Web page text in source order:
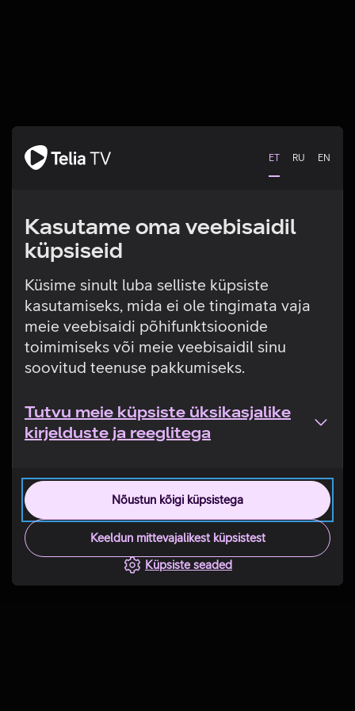
ET RU EN
Kasutame oma veebisaidil
küpsiseid
Küsime sinult luba selliste küpsiste
kasutamiseks, mida ei ole tingimata vaja
meie veebisaidi põhifunktsioonide
toimimiseks või meie veebisaidil sinu
soovitud teenuse pakkumiseks.
Tutvu meie küpsiste üksikasjalike
kirjelduste ja reeglitega
Nõustun kõigi küpsistega
Keeldun mittevajalikest küpsistest
Küpsiste seaded
Tehniline viga